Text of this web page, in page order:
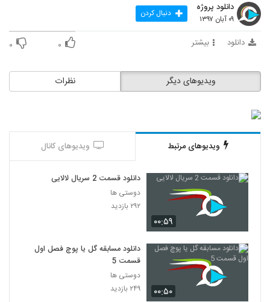
دانلود پروژه
۰۹ آبان ۱۳۹۷ دنبال کردن
دانلود بیشتر ۰ ۰
نظرات ویدیوهای دیگر
ویدیوهای مرتبط ویدیوهای کانال
۰۰:۵۹
دانلود قسمت 2 سریال لالایی
دوستی ها
۲۹۲ بازدید
۰۰:۵۰
دانلود مسابقه گل یا پوچ فصل اول
قسمت 5
دوستی ها
۲۴۹ بازدید